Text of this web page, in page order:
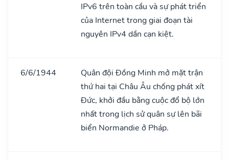
IPv6 trên toàn cầu và sự phát triển
của Internet trong giai đoạn tài
nguyên IPv4 dần cạn kiệt.
6/6/1944
Quân đội Đồng Minh mở mặt trận
thứ hai tại Châu Âu chống phát xít
Đức, khởi đầu bằng cuộc đổ bộ lớn
nhất trong lịch sử quân sự lên bãi
biển Normandie ở Pháp.